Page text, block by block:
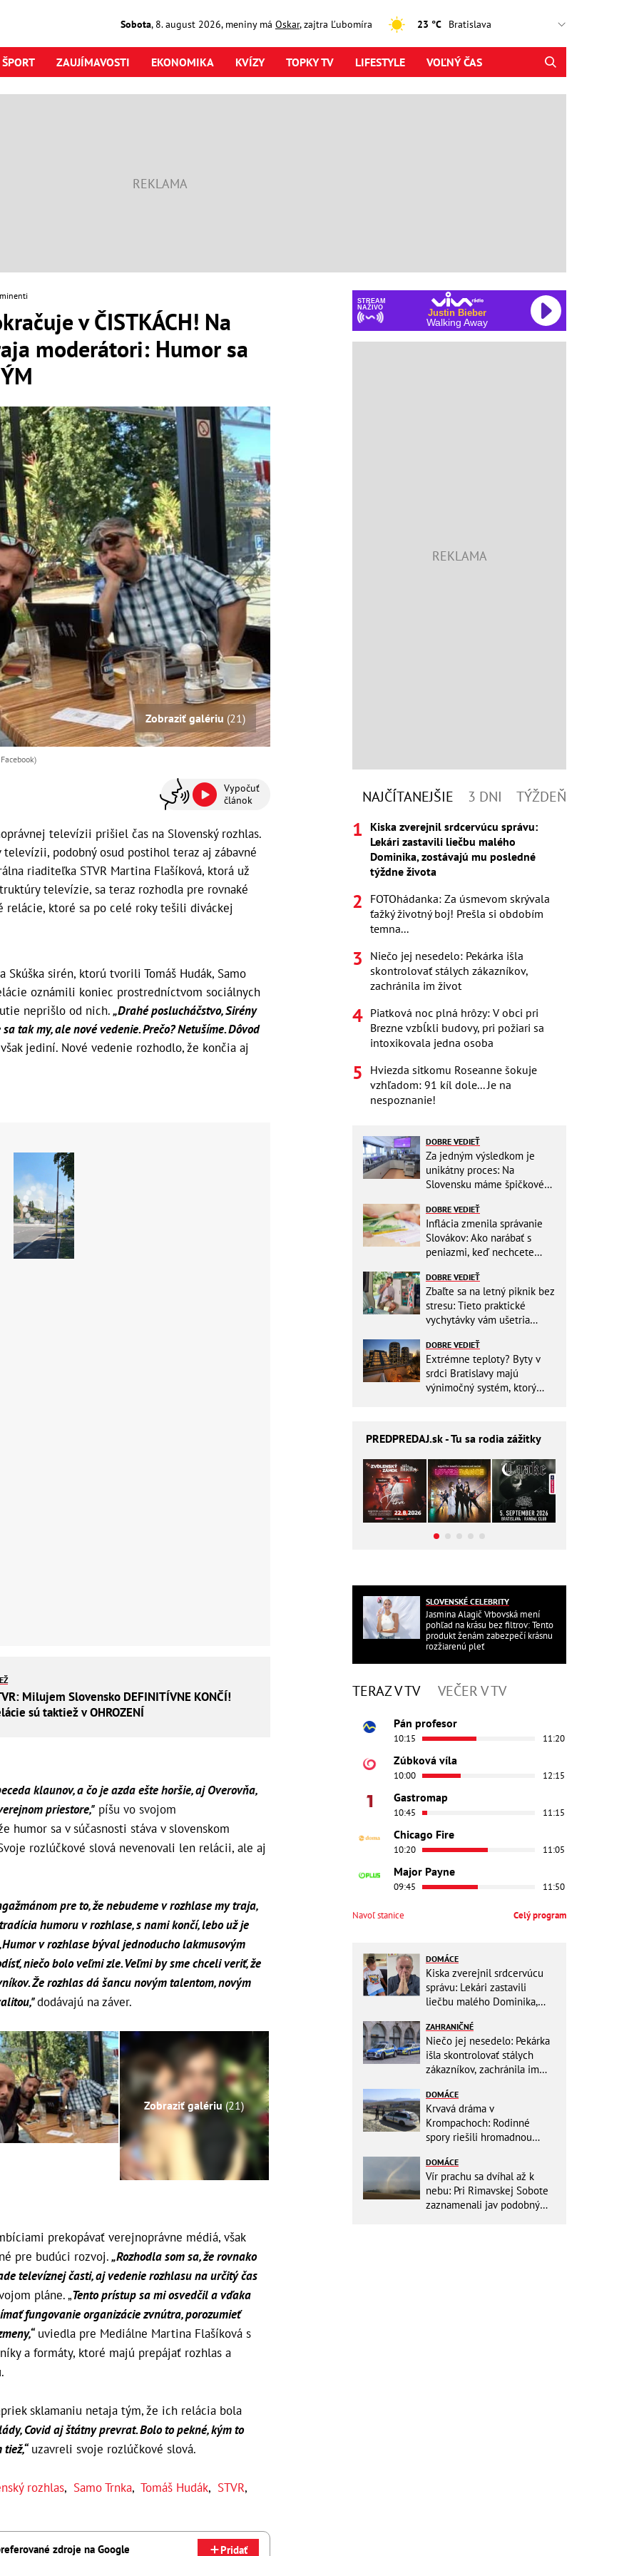
Sobota, 8. august2026, meniny má Oskar, zajtra Ľubomíra 23 °C
ŠPORT ZAUJÍMAVOSTI EKONOMIKA KVÍZY TOPKY TV LIFESTYLE VOĽNÝ ČAS
v ČISTKÁCH! Na
moderátori: Humor sa
Zobraziť galériu (21)
Vypočuť
článok
televízii prišiel čas na Slovenský rozhlas.
podobný osud postihol teraz aj zábavné
riaditeľka STVR Martina Flašíková, ktorá už
televízie, sa teraz rozhodla pre rovnaké
relácie, ktoré sa po celé roky tešili diváckej
sirén, ktorú tvorili Tomáš Hudák, Samo
oznámili koniec prostredníctvom sociálnych
neprišlo od nich.„Drahé poslucháčstvo, Sirény
tak my, ale nové vedenie. Prečo? Netušíme. Dôvod
jediní. Nové vedenie rozhodlo, že končia aj
Milujem Slovensko DEFINITÍVNE KONČÍ!
sú taktiež v OHROZENÍ
klaunov, a čo je azda ešte horšie, aj Overovňa,
priestore," píšu vo svojom
humor sa v súčasnosti stáva v slovenskom
rozlúčkové slová nevenovali len relácii, ale aj
pre to, že nebudeme v rozhlase my traja,
humoru v rozhlase, s nami končí, lebo už je
v rozhlase býval jednoducho lakmusovým
niečo bolo veľmi zle. Veľmi by sme chceli veriť, že
Že rozhlas dá šancu novým talentom, novým
dodávajú na záver.
Zobraziť galériu (21)
prekopávať verejnoprávne médiá, však
pre budúci rozvoj.„Rozhodla som sa, že rovnako
televíznej časti, aj vedenie rozhlasu na určitý čas
pláne. „Tento prístup sa mi osvedčil a vďaka
fungovanie organizácie zvnútra, porozumieť
uviedla pre Mediálne Martina Flašíková s
a formáty, ktoré majú prepájať rozhlas a
sklamaniu netaja tým, že ich relácia bola
Covid aj štátny prevrat. Bolo to pekné, kým to
uzavreli svoje rozlúčkové slová.
rozhlas, Samo Trnka, Tomáš Hudák, STVR,
zdroje na Google Pridať
STREAM
NAŽIVO
Justin Bieber
Walking Away
NAJČÍTANEJŠIE 3 DNI TÝŽDEŇ
Kiska zverejnil srdcervúcu správu:
Lekári zastavili liečbu malého
Dominika, zostávajú mu posledné
týždne života
FOTOhádanka: Za úsmevom skrývala
ťažký životný boj! Prešla si obdobím
temna...
Niečo jej nesedelo: Pekárka išla
skontrolovať stálych zákazníkov,
zachránila im život
Piatková noc plná hrôzy: V obci pri
Brezne vzbĺkli budovy, pri požiari sa
intoxikovala jedna osoba
Hviezda sitkomu Roseanne šokuje
vzhľadom: 91 kíl dole... Je na
nespoznanie!
DOBRE VEDIEŤ
Za jedným výsledkom je
unikátny proces: Na
Slovensku máme špičkové
DOBRE VEDIEŤ
Inflácia zmenila správanie
Slovákov: Ako narábať s
peniazmi, keď nechcete
DOBRE VEDIEŤ
Zbaľte sa na letný piknik bez
stresu: Tieto praktické
vychytávky vám ušetria
DOBRE VEDIEŤ
Extrémne teploty? Byty v
srdci Bratislavy majú
výnimočný systém, ktorý
PREDPREDAJ.sk - Tu sa rodia zážitky
SLOVENSKÉ CELEBRITY
Jasmina Alagič Vrbovská mení
pohľad na krásu bez filtrov: Tento
produkt ženám zabezpečí krásnu
rozžiarenú pleť
TERAZ V TV VEČER V TV
Pán profesor
10:15 11:20
Zúbková víla
10:00 12:15
Gastromap
10:45 11:15
Chicago Fire
10:20 11:05
Major Payne
09:45 11:50
Navoľ stanice Celý program
DOMÁCE
Kiska zverejnil srdcervúcu
správu: Lekári zastavili
liečbu malého Dominika,
týždne života
ZAHRANIČNÉ
Niečo jej nesedelo: Pekárka
išla skontrolovať stálych
zákazníkov, zachránila im
DOMÁCE
Krvavá dráma v
Krompachoch: Rodinné
spory riešili hromadnou
DOMÁCE
Vír prachu sa dvíhal až k
nebu: Pri Rimavskej Sobote
zaznamenali jav podobný